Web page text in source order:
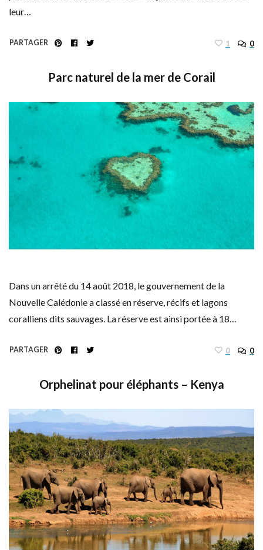
leur…
PARTAGER 1 0
Parc naturel de la mer de Corail
Dans un arrêté du 14 août 2018, le gouvernement de la
Nouvelle Calédonie a classé en réserve, récifs et lagons
coralliens dits sauvages. La réserve est ainsi portée à 18…
PARTAGER 0 0
Orphelinat pour éléphants – Kenya